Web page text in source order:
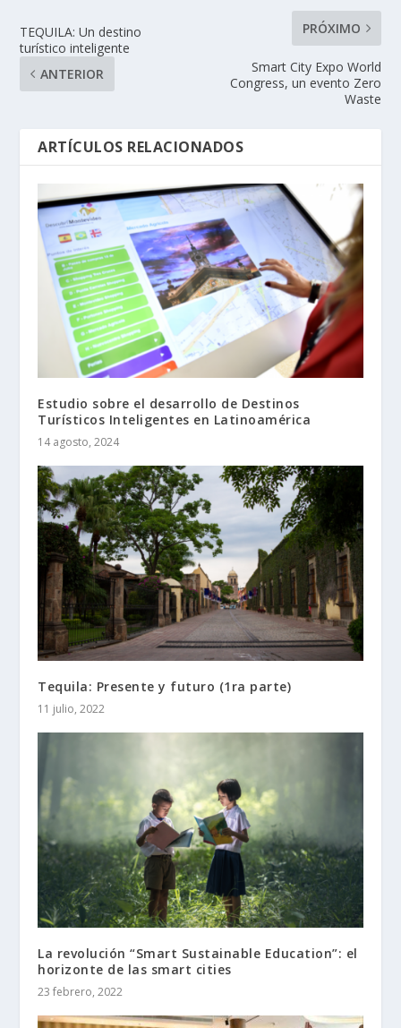
TEQUILA: Un destino
turístico inteligente
ANTERIOR
PRÓXIMO
Smart City Expo World
Congress, un evento Zero
Waste
ARTÍCULOS RELACIONADOS
Estudio sobre el desarrollo de Destinos
Turísticos Inteligentes en Latinoamérica
14 agosto, 2024
Tequila: Presente y futuro (1ra parte)
11 julio, 2022
La revolución “Smart Sustainable Education”: el
horizonte de las smart cities
23 febrero, 2022